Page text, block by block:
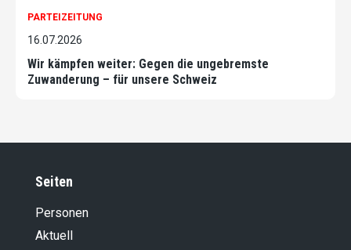
PARTEIZEITUNG
16.07.2026
Wir kämpfen weiter: Gegen die ungebremste
Zuwanderung – für unsere Schweiz
Seiten
Personen
Aktuell